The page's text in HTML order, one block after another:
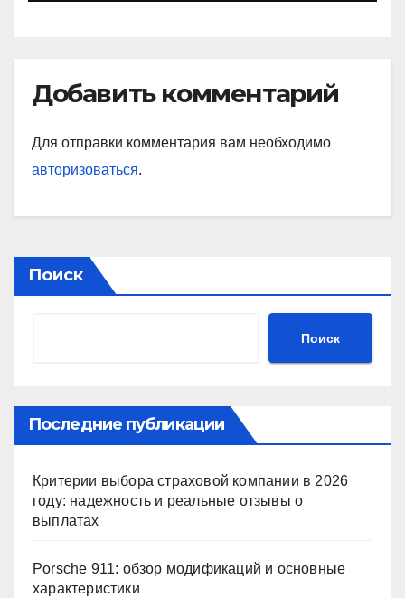
Добавить комментарий
Для отправки комментария вам необходимо
авторизоваться.
Поиск
Поиск
Последние публикации
Критерии выбора страховой компании в 2026
году: надежность и реальные отзывы о
выплатах
Porsche 911: обзор модификаций и основные
характеристики